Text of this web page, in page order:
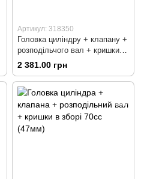
Артикул: 318350
Головка циліндру + клапану +
розподільчого вал + кришки в
зборі 70сс (47мм)
2 381.00 грн